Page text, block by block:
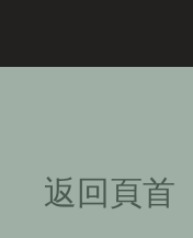
​返回頁首